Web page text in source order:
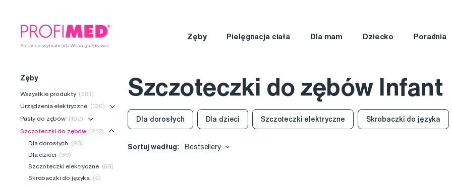
Zęby Pielęgnacja ciała Dla mam Dziecko Poradnia
Zęby
Wszystkie produkty (581)
Urządzenia elektryczne (130)
Pasty do zębów (102)
Szczoteczki do zębów (212)
Dla dorosłych (93)
Dla dzieci (36)
Szczoteczki elektryczne (88)
Skrobaczki do języka (5)
Szczoteczki do zębów Infant
Dla dorosłych Dla dzieci Szczoteczki elektryczne Skrobaczki do języka
Sortuj według: Bestsellery